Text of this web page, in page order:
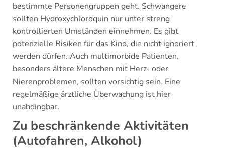
bestimmte Personengruppen geht. Schwangere
sollten Hydroxychloroquin nur unter streng
kontrollierten Umständen einnehmen. Es gibt
potenzielle Risiken für das Kind, die nicht ignoriert
werden dürfen. Auch multimorbide Patienten,
besonders ältere Menschen mit Herz- oder
Nierenproblemen, sollten vorsichtig sein. Eine
regelmäßige ärztliche Überwachung ist hier
unabdingbar.
Zu beschränkende Aktivitäten
(Autofahren, Alkohol)